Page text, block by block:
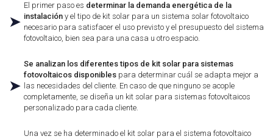
➤
El primer paso es determinar la demanda energética de la
instalación y el tipo de kit solar para un sistema solar fotovoltaico
necesario para satisfacer el uso previsto y el presupuesto del sistema
fotovoltaico, bien sea para una casa u otro espacio.
➤
Se analizan los diferentes tipos de kit solar para sistemas
fotovoltaicos disponibles para determinar cuál se adapta mejor a
las necesidades del cliente. En caso de que ninguno se acople
completamente, se diseña un kit solar para sistemas fotovoltaicos
personalizado para cada cliente.
Una vez se ha determinado el kit solar para el sistema fotovoltaico